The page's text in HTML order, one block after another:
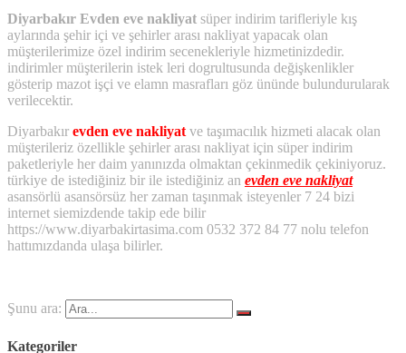
Diyarbakır Evden eve nakliyat süper indirim tarifleriyle kış
aylarında şehir içi ve şehirler arası nakliyat yapacak olan
müşterilerimize özel indirim secenekleriyle hizmetinizdedir.
indirimler müşterilerin istek leri dogrultusunda değişkenlikler
gösterip mazot işçi ve elamn masrafları göz ününde bulundurularak
verilecektir.
Diyarbakır evden eve nakliyat ve taşımacılık hizmeti alacak olan
müşterileriz özellikle şehirler arası nakliyat için süper indirim
paketleriyle her daim yanınızda olmaktan çekinmedik çekiniyoruz.
türkiye de istediğiniz bir ile istediğiniz an evden eve nakliyat
asansörlü asansörsüz her zaman taşınmak isteyenler 7 24 bizi
internet siemizdende takip ede bilir
https://www.diyarbakirtasima.com 0532 372 84 77 nolu telefon
hattımızdanda ulaşa bilirler.
Şunu ara:
Kategoriler